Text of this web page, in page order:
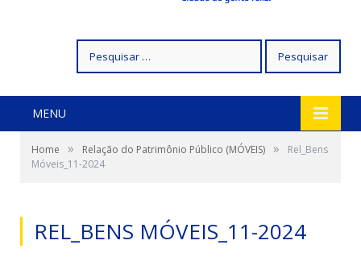
por:
MENU
Home » Relação do Patrimônio Público (MÓVEIS) »
Rel_Bens
Móveis_11-2024
REL_BENS MÓVEIS_11-2024